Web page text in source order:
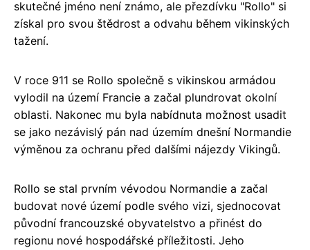
skutečné jméno není známo, ale přezdívku "Rollo" si
získal pro svou štědrost a odvahu během vikinských
tažení.
V roce 911 se Rollo společně s vikinskou armádou
vylodil na území Francie a začal plundrovat okolní
oblasti. Nakonec mu byla nabídnuta možnost usadit
se jako nezávislý pán nad územím dnešní Normandie
výměnou za ochranu před dalšími nájezdy Vikingů.
Rollo se stal prvním vévodou Normandie a začal
budovat nové území podle svého vizi, sjednocovat
původní francouzské obyvatelstvo a přinést do
regionu nové hospodářské příležitosti. Jeho